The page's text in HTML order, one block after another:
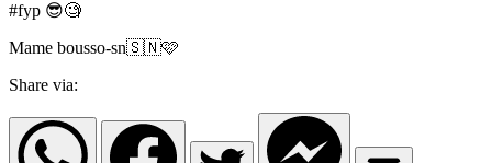
#fyp 😎🧐
Mame bousso-sn🇸🇳🩷
Share via: